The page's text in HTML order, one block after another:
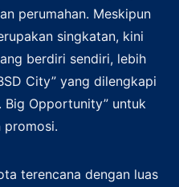
perumahan. Meskipun
singkatan, kini
berdiri sendiri, lebih
City” yang dilengkapi
Big Opportunity” untuk
promosi.
terencana dengan luas